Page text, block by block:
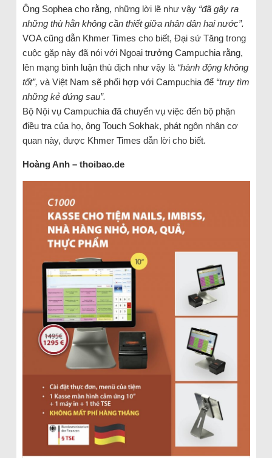
Ông Sophea cho rằng, những lời lẽ như vậy “đã gây ra
những thù hằn không cần thiết giữa nhân dân hai nước”.
VOA cũng dẫn Khmer Times cho biết, Đại sứ Tăng trong
cuộc gặp này đã nói với Ngoại trưởng Campuchia rằng,
lên mạng bình luận thù địch như vậy là “hành động không
tốt”, và Việt Nam sẽ phối hợp với Campuchia để “truy tìm
những kẻ đứng sau”.
Bộ Nội vụ Campuchia đã chuyển vụ việc đến bộ phận
điều tra của họ, ông Touch Sokhak, phát ngôn nhân cơ
quan này, được Khmer Times dẫn lời cho biết.
Hoàng Anh – thoibao.de